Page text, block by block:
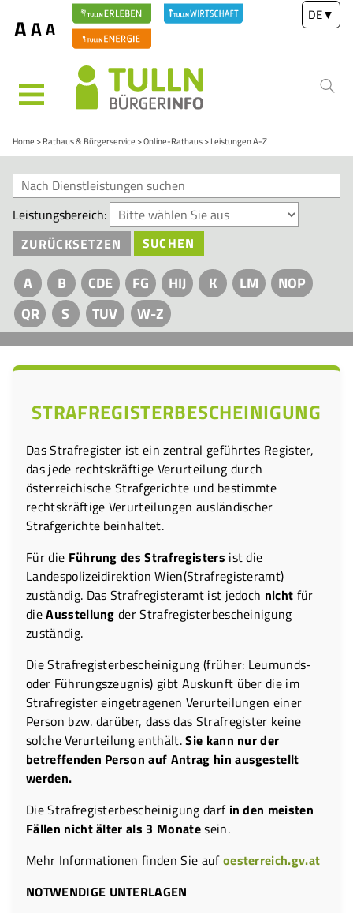
AAA
DE▼
MENÜ
Home Rathaus & Bürgerservice Online-Rathaus Leistungen A-Z
Leistungsbereich:
ZURÜCKSETZEN
SUCHEN
A B CDE FG HIJ K LM
NOP
QR
S TUV W-Z
STRAFREGISTERBESCHEINIGUNG
Das Strafregister ist ein zentral geführtes Register,
das jede rechtskräftige Verurteilung durch
österreichische Strafgerichte und bestimmte
rechtskräftige Verurteilungen ausländischer
Strafgerichte beinhaltet.
Für die Führung des Strafregisters ist die
Landespolizeidirektion Wien(Strafregisteramt)
zuständig. Das Strafregisteramt ist jedoch nicht für
dieAusstellungder Strafregisterbescheinigung
zuständig.
Die Strafregisterbescheinigung (früher: Leumunds-
oder Führungszeugnis) gibt Auskunft über die im
Strafregister eingetragenen Verurteilungen einer
Person bzw. darüber, dass das Strafregister keine
solche Verurteilung enthält.Sie kann nur der
betreffenden Person auf Antrag hin ausgestellt
werden.
Die Strafregisterbescheinigung darf in den meisten
Fällen nicht älter als 3 Monatesein.
Mehr Informationen finden Sie aufoesterreich.gv.at
NOTWENDIGE UNTERLAGEN